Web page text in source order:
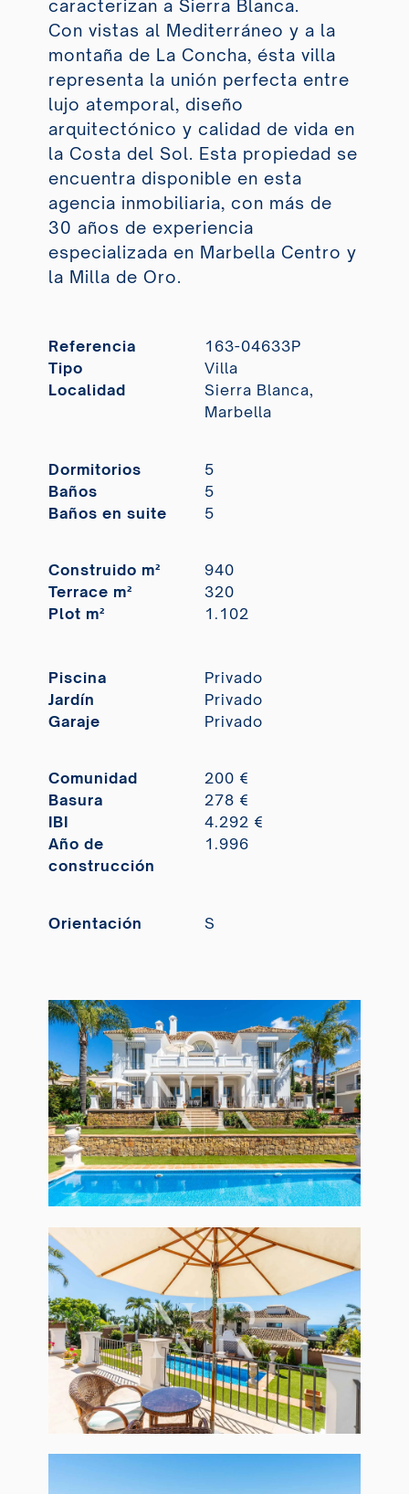
caracterizan a Sierra Blanca.
Con vistas al Mediterráneo y a la
montaña de La Concha, ésta villa
representa la unión perfecta entre
lujo atemporal, diseño
arquitectónico y calidad de vida en
la Costa del Sol. Esta propiedad se
encuentra disponible en esta
agencia inmobiliaria, con más de
30 años de experiencia
especializada en Marbella Centro y
la Milla de Oro.
Referencia
163-04633P
Tipo
Villa
Localidad
Sierra Blanca,
Marbella
Dormitorios
5
Baños
5
Baños en suite
5
Construido m²
940
Terrace m²
320
Plot m²
1.102
Piscina
Privado
Jardín
Privado
Garaje
Privado
Comunidad
200 €
Basura
278 €
IBI
4.292 €
Año de
construcción
1.996
Orientación S